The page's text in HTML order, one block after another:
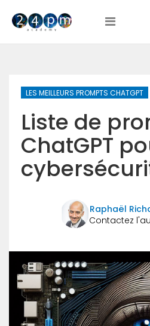
LES MEILLEURS PROMPTS CHATGPT
Liste de
ChatGPT
Raphaël